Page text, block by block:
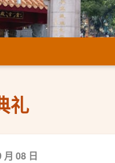
礼
月 08 日